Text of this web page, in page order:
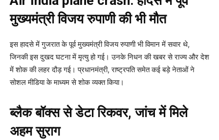
मुख्यमंत्री विजय रुपाणी की भी मौत
इस हादसे में गुजरात के पूर्व मुख्यमंत्री विजय रुपाणी भी विमान में सवार थे,
जिनकी इस दुखद घटना में मृत्यु हो गई। उनके निधन की खबर से राज्य और देश
में शोक की लहर दौड़ गई। प्रधानमंत्री, राष्ट्रपति समेत कई बड़े नेताओं ने
सोशल मीडिया के माध्यम से शोक व्यक्त किया।
ब्लैक बॉक्स से डेटा रिकवर, जांच में मिले
अहम सुराग